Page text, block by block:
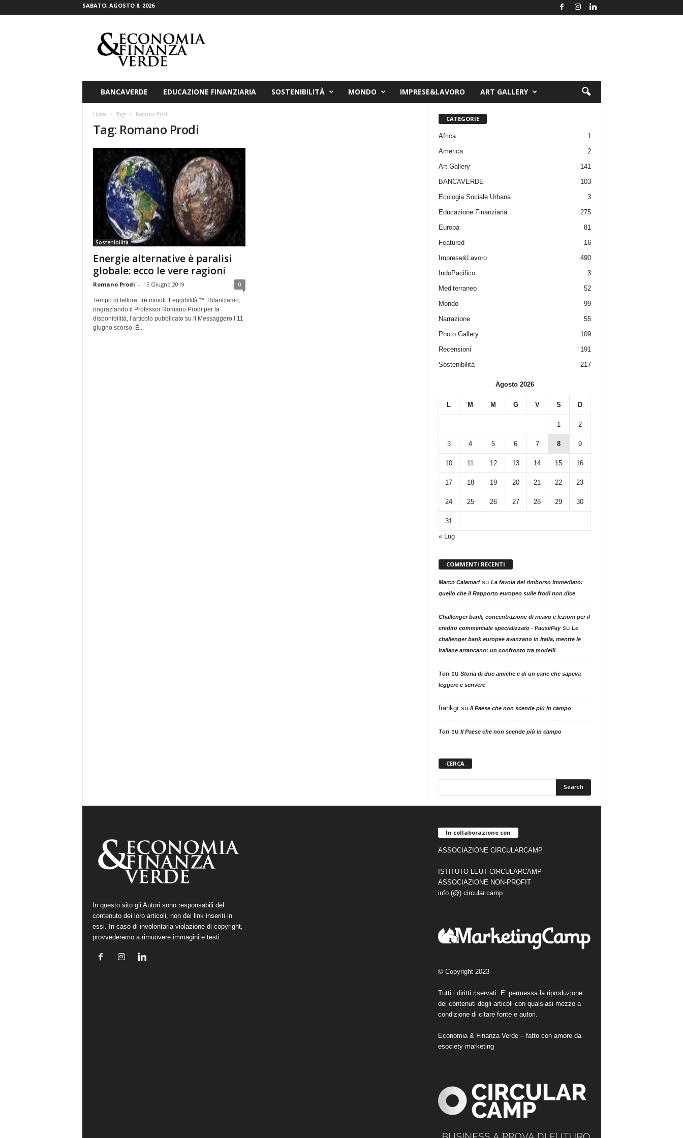
SABATO, AGOSTO 8, 2026
BANCAVERDE EDUCAZIONE FINANZIARIA SOSTENIBILITÀ MONDO IMPRESE&LAVORO ART GALLERY
Home Tags Romano Prodi
Tag: Romano Prodi
Sostenibilità
Energie alternative è paralisi
globale: ecco le vere ragioni
Romano Prodi - 15 Giugno 2019 0
Tempo di lettura: tre minuti. Leggibilità **. Rilanciamo,
ringraziando il Professor Romano Prodi per la
disponibilità, l’articolo pubblicato su Il Messaggero l’11
giugno scorso. È...
CATEGORIE
Africa
1
America
2
Art Gallery
141
BANCAVERDE
103
Ecologia Sociale Urbana
3
Educazione Finanziaria
275
Europa
81
Featured
16
Imprese&Lavoro
490
IndoPacifico
3
Mediterraneo
52
Mondo
99
Narrazione
55
Photo Gallery
109
Recensioni
191
Sostenibilità
217
Agosto 2026
L M M G V S D
1 2
3 4 5 6 7 8 9
10 11 12 13 14 15 16
17 18 19 20 21 22 23
24 25 26 27 28 29 30
31
« Lug
COMMENTI RECENTI
Marco Calamarisu La favola del rimborso immediato:
quello che il Rapporto europeo sulle frodi non dice
Challenger bank, concentrazione di ricavo e lezioni per il
credito commerciale specializzato - PausePaysu Le
challenger bank europee avanzano in Italia, mentre le
italiane arrancano: un confronto tra modelli
Totisu Storia di due amiche e di un cane che sapeva
leggere e scrivere
frankgrsu Il Paese che non scende più in campo
Totisu Il Paese che non scende più in campo
CERCA
In questo sito gli Autori sono responsabili del
contenuto dei loro articoli, non dei link inseriti in
essi. In caso di involontaria violazione di copyright,
provvederemo a rimuovere immagini e testi.
In collaborazione con
ASSOCIAZIONE CIRCULARCAMP
ISTITUTO LEUT CIRCULARCAMP
ASSOCIAZIONE NON-PROFIT
info (@) circular.camp
© Copyright 2023
Tutti i diritti riservati. E’ permessa la riproduzione
dei contenuti degli articoli con qualsiasi mezzo a
condizione di citare fonte e autori.
Economia & Finanza Verde – fatto con amore da
esociety marketing